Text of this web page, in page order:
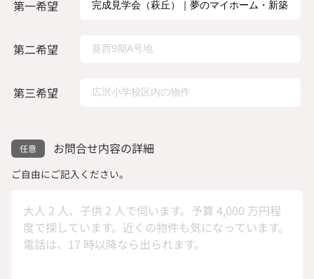
第一希望
第二希望
第三希望
お問合せ内容の詳細
ご自由にご記入ください。